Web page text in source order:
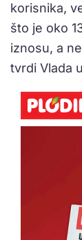
korisnika,
što je oko
iznosu, a
tvrdi Vlada